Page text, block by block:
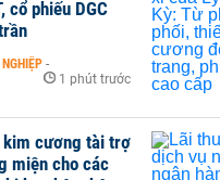
cổ phiếu DGC
NGHIỆP -
1 phút trước
kim cương tài trợ
miện cho các